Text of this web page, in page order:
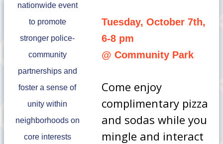
nationwide event
to promote
stronger police-
community
partnerships and
foster a sense of
unity within
neighborhoods on
core interests
Tuesday, October 7th,
6-8 pm
@ Community Park
Come enjoy
complimentary pizza
and sodas while you
mingle and interact